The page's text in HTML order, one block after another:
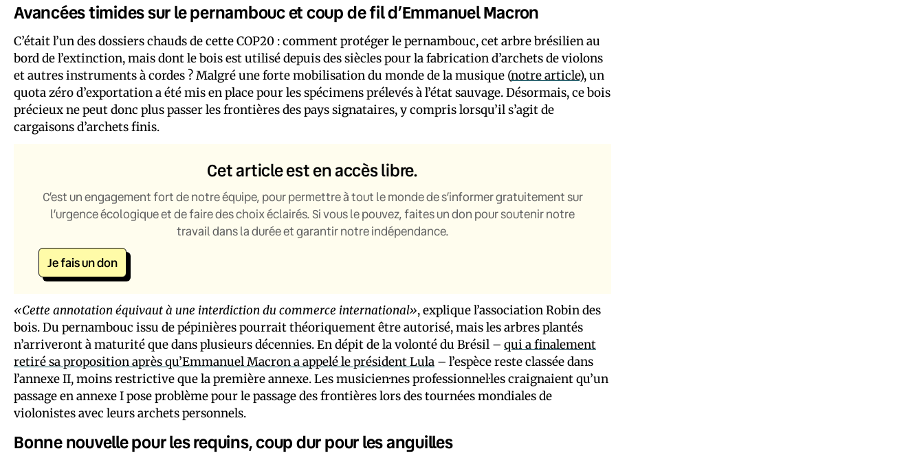
Avancées timides sur le pernambouc et coup de fil d’Emmanuel Macron
C’était l’un des dossiers chauds de cette COP20 : comment protéger le pernambouc, cet arbre brésilien au
bord de l’extinction, mais dont le bois est utilisé depuis des siècles pour la fabrication d’archets de violons
et autres instruments à cordes ? Malgré une forte mobilisation du monde de la musique (notre article), un
quota zéro d’exportation a été mis en place pour les spécimens prélevés à l’état sauvage. Désormais, ce bois
précieux ne peut donc plus passer les frontières des pays signataires, y compris lorsqu’il s’agit de
cargaisons d’archets finis.
Cet article est en accès libre.
C’est un engagement fort de notre équipe, pour permettre à tout le monde de s’informer gratuitement sur
l’urgence écologique et de faire des choix éclairés. Si vous le pouvez, faites un don pour soutenir notre
travail dans la durée et garantir notre indépendance.
Je fais un don
«Cette annotation équivaut à une interdiction du commerce international», explique l’association Robin des
bois. Du pernambouc issu de pépinières pourrait théoriquement être autorisé, mais les arbres plantés
n’arriveront à maturité que dans plusieurs décennies. En dépit de la volonté du Brésil – qui a finalement
retiré sa proposition après qu’Emmanuel Macron a appelé le président Lula – l’espèce reste classée dans
l’annexe II, moins restrictive que la première annexe. Les musicien·nes professionnel·les craignaient qu’un
passage en annexe I pose problème pour le passage des frontières lors des tournées mondiales de
violonistes avec leurs archets personnels.
Bonne nouvelle pour les requins, coup dur pour les anguilles